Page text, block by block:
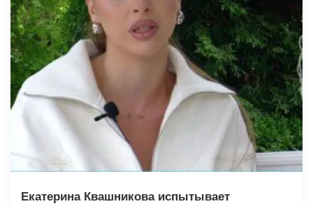
Екатерина Квашникова испытывает